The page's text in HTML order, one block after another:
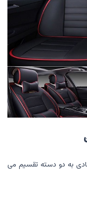
به دو دسته تقسیم می